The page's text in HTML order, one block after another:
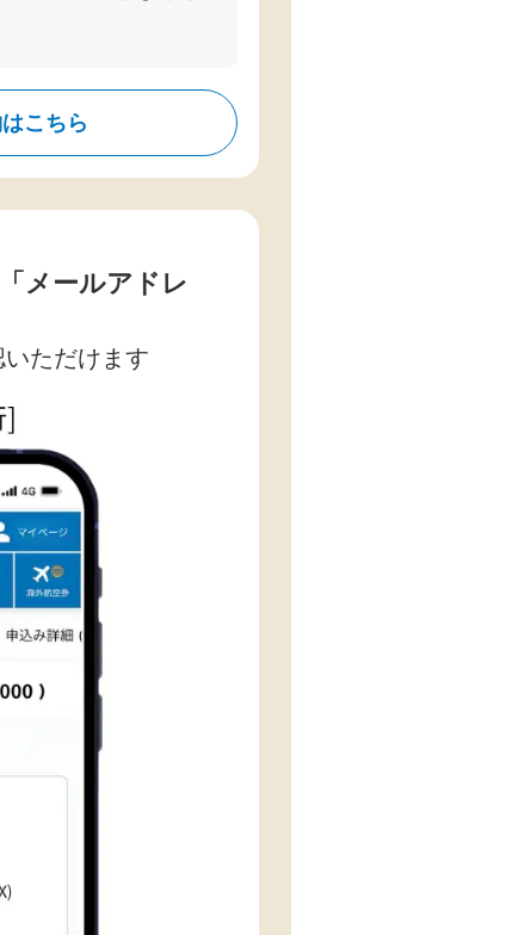
こちら
メールアドレ
いただけます